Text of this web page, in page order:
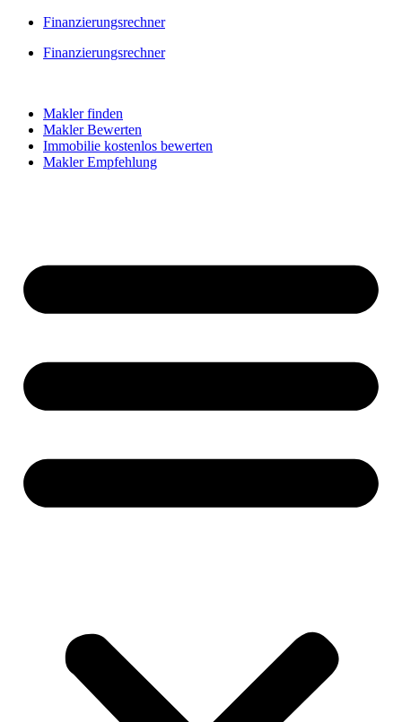
Skip
content
Finanzierungsrechner
Finanzierungsrechner
Makler finden
Makler Bewerten
Immobilie kostenlos bewerten
Makler Empfehlung